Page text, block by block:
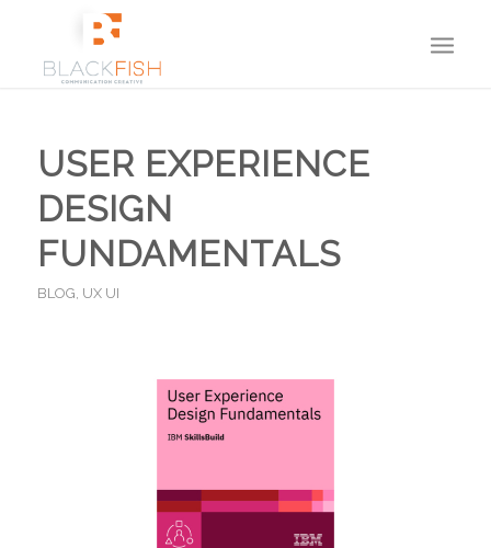
USER EXPERIENCE
DESIGN
FUNDAMENTALS
BLOG, UX UI